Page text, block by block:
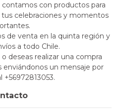
con productos para
tus celebraciones y momentos
de venta en la quinta región y
a todo Chile.
deseas realizar una compra
un mensaje por
+56972813053.